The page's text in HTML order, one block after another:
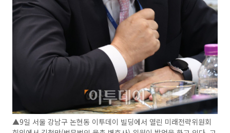
▲9일 서울 강남구 논현동 이투데이 빌딩에서 열린 미래전략위원회